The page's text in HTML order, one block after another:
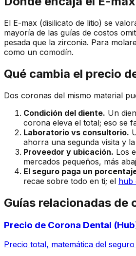
El E-max (disilicato de litio) se
mayoría de las guías de costos
pesada que la zirconia. Para
como un comodín.
Qué cambia el precio
Dos coronas del mismo material
Condición del diente. Un
corona eleva el total; eso se
Laboratorio vs consultorio.
ahorra una segunda visita y
Proveedor y ubicación. Los
mercados pequeños, más
El seguro paga un
recae sobre todo en ti; el hub
Guías relacionadas de
Precio de Corona Dental
Precio total, matemática del